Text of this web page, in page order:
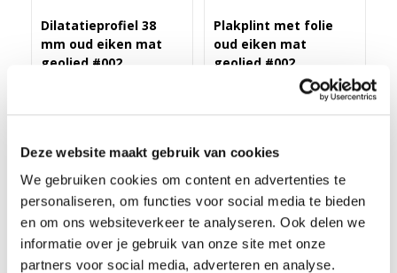
Deze website maakt gebruik van cookies
We gebruiken cookies om content en advertenties te
personaliseren, om functies voor social media te bieden
en om ons websiteverkeer te analyseren. Ook delen we
informatie over je gebruik van onze site met onze
partners voor social media, adverteren en analyse.
Dilatatieprofiel 38
mm oud eiken mat
geolied #002
43,40
Plakplint met folie
oud eiken mat
geolied #002
3,25
ZELFKL. ROZET (17 MM) OUD EIKEN MATGEOLIED
#002 (10 ST)
Deze zelfklevende rozet in meer dan 175 kleuren folie heeft een